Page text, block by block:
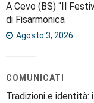
A Cevo (BS) “Il
di Fisarmonica
Agosto 3, 2026
COMUNICATI
Tradizioni e identità: